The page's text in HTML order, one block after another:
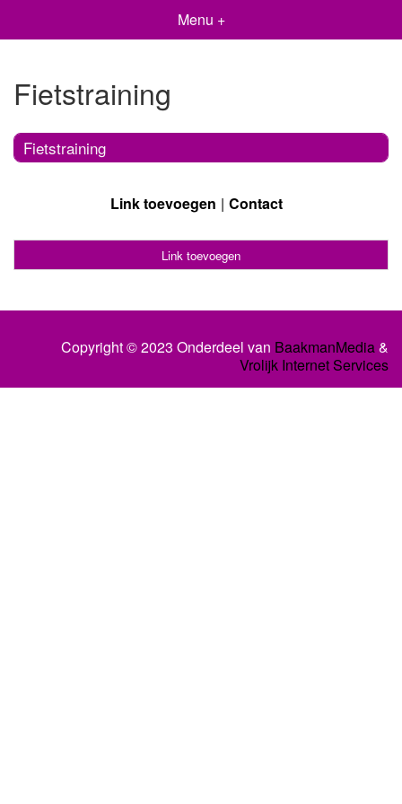
Menu +
Fietstraining
Fietstraining
Link toevoegen Contact
Link toevoegen
Copyright © 2023 Onderdeel van BaakmanMedia&
Vrolijk Internet Services